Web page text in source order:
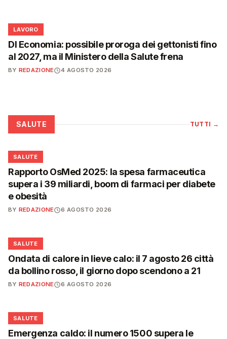
💼
LAVORO
Dl Economia: possibile proroga dei gettonisti fino
al 2027, ma il Ministero della Salute frena
BY REDAZIONE 4 AGOSTO 2026
SALUTE TUTTI →
❤️
SALUTE
Rapporto OsMed 2025: la spesa farmaceutica
supera i 39 miliardi, boom di farmaci per diabete
e obesità
BY REDAZIONE 6 AGOSTO 2026
❤️
SALUTE
Ondata di calore in lieve calo: il 7 agosto 26 città
da bollino rosso, il giorno dopo scendono a 21
BY REDAZIONE 6 AGOSTO 2026
❤️
SALUTE
Emergenza caldo: il numero 1500 supera le